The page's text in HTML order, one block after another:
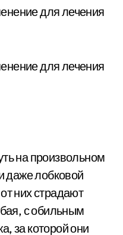
на произвольном
даже лобковой
них страдают
с обильным
за которой они